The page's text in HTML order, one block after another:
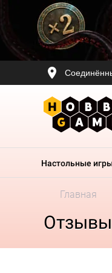
Настольные
Главная
Отзывы